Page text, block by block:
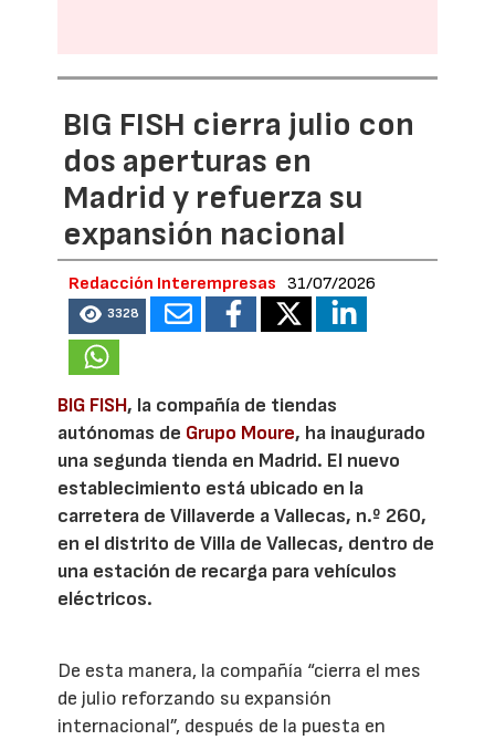
BIG FISH cierra julio con
dos aperturas en
Madrid y refuerza su
expansión nacional
Redacción Interempresas 31/07/2026
3328
BIG FISH, la compañía de tiendas
autónomas de Grupo Moure, ha inaugurado
una segunda tienda en Madrid. El nuevo
establecimiento está ubicado en la
carretera de Villaverde a Vallecas, n.º 260,
en el distrito de Villa de Vallecas, dentro de
una estación de recarga para vehículos
eléctricos.
De esta manera, la compañía “cierra el mes
de julio reforzando su expansión
internacional”, después de la puesta en